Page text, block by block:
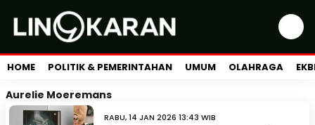
HOME POLITIK & PEMERINTAHAN UMUM OLAHRAGA
Aurelie Moeremans
RABU, 14 JAN 2026 13:43 WIB